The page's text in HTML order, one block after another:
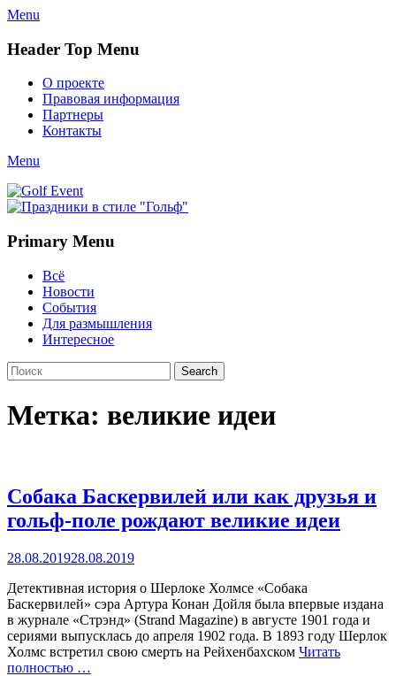
Menu
Header Top Menu
Skip
content
О проекте
Правовая информация
Партнеры
Контакты
Twitter
Email
YouTube
Website
Link
Menu
Golf Event
СМИ о гольфе, гольф-события, новости гольфа. Russian golf
Primary Menu
Skip
content
Всё
Новости
События
Для размышления
Интересное
Search
Search
for:
Метка: великие идеи
Собака Баскервилей или как друзья и
гольф-поле рождают великие идеи
Posted
28.08.201928.08.2019
Детективная история о Шерлоке Холмсе «Собака
Баскервилей» сэра Артура Конан Дойля была впервые издана
в журнале «Стрэнд» (Strand Magazine) в августе 1901 года и
сериями выпусклась до апреля 1902 года. В 1893 году Шерлок
Холмс встретил свою смерть на Рейхенбахском Читать
полностью …